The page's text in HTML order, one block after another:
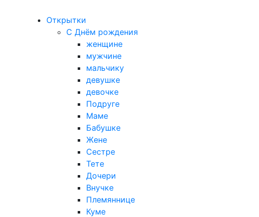
Открытки
С Днём рождения
женщине
мужчине
мальчику
девушке
девочке
Подруге
Маме
Бабушке
Жене
Сестре
Тете
Дочери
Внучке
Племяннице
Куме